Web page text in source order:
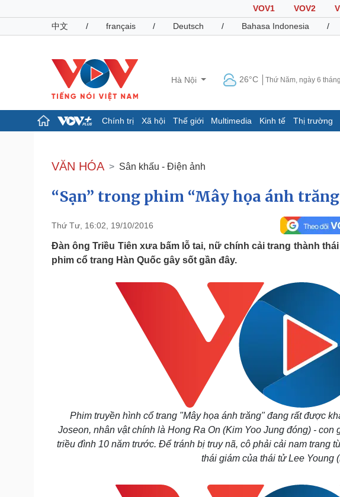
VOV1 VOV2
中文
/ français / Deutsch / Bahasa Indonesia /
Hà Nội 26°C Thứ Năm, ngày 6
Chính trị Xã hội Thế giới Multimedia Kinh tế Thị trường
Đảng
Tổ chức nhân sự
Nhận diện sự thật
Tin 24h
Dự báo thời tiết
Dấu ấn VOV
Pháp luật
Vụ án
Quân sự - Quốc phòng
Vũ khí
Phân tích
Thể thao
Thế giới thể
Phòng mạch online
Ăn sạch sống khỏe
Đời sống
Tình yêu - Gia đình
Văn hóa
Sân khấu -
Văn học
Âm nhạc
VĂN HÓA Sân khấu - Điện ảnh
“Sạn” trong phim “Mây họa ánh
Thứ Tư, 16:02, 19/10/2016
Đàn ông Triều Tiên xưa bấm lỗ tai, nữ chính cải trang thành
phim cổ trang Hàn Quốc gây sốt gần đây.
Phim truyền hình cổ trang "Mây họa ánh trăng" đang rất được
Joseon, nhân vật chính là Hong Ra On (Kim Yoo Jung đóng) -
triều đình 10 năm trước. Để tránh bị truy nã, cô phải cải nam trang
thái giám của thái tử Lee Young